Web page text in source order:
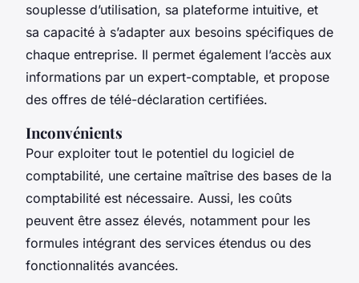
souplesse d’utilisation, sa plateforme intuitive, et
sa capacité à s’adapter aux besoins spécifiques de
chaque entreprise. Il permet également l’accès aux
informations par un expert-comptable, et propose
des offres de télé-déclaration certifiées.
Inconvénients
Pour exploiter tout le potentiel du logiciel de
comptabilité, une certaine maîtrise des bases de la
comptabilité est nécessaire. Aussi, les coûts
peuvent être assez élevés, notamment pour les
formules intégrant des services étendus ou des
fonctionnalités avancées.